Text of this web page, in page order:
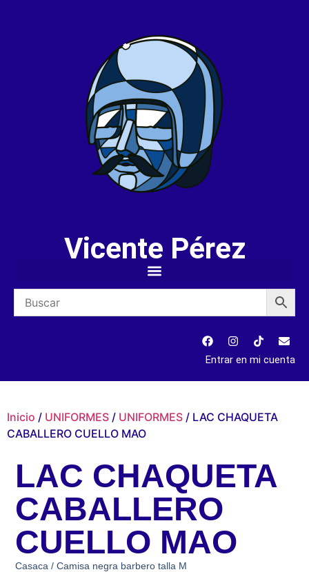
Vicente Pérez
Entrar en mi cuenta
Inicio / UNIFORMES / UNIFORMES / LAC CHAQUETA
CABALLERO CUELLO MAO
LAC CHAQUETA
CABALLERO
CUELLO MAO
Casaca / Camisa negra barbero talla M